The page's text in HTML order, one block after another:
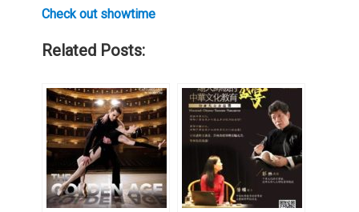
Check out showtime
Related Posts: